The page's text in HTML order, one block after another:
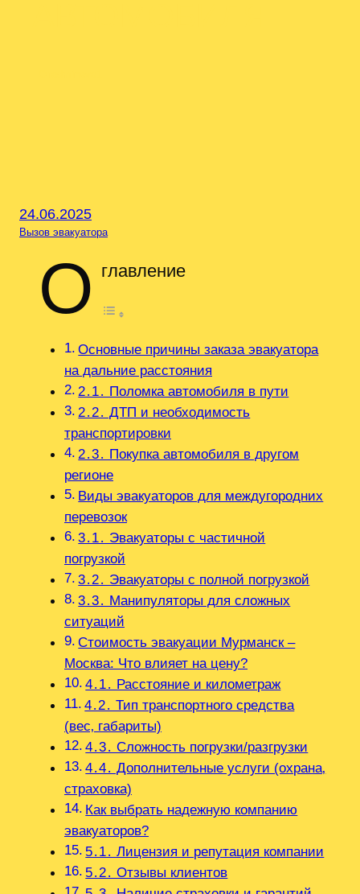
24.06.2025
Вызов эвакуатора
О главление
Основные причины заказа эвакуатора
на дальние расстояния
2․1․ Поломка автомобиля в пути
2․2․ ДТП и необходимость
транспортировки
2․3․ Покупка автомобиля в другом
регионе
Виды эвакуаторов для междугородних
перевозок
3․1․ Эвакуаторы с частичной
погрузкой
3․2․ Эвакуаторы с полной погрузкой
3․3․ Манипуляторы для сложных
ситуаций
Стоимость эвакуации Мурманск –
Москва: Что влияет на цену?
4․1․ Расстояние и километраж
4․2․ Тип транспортного средства
(вес‚ габариты)
4․3․ Сложность погрузки/разгрузки
4․4․ Дополнительные услуги (охрана‚
страховка)
Как выбрать надежную компанию
эвакуаторов?
5․1․ Лицензия и репутация компании
5․2․ Отзывы клиентов